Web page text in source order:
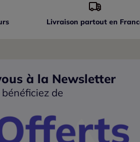
Livraison partouten
à la Newsletter
de